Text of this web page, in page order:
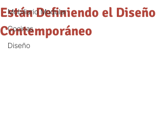
Mobiliario Modular
Cocinas
Diseño
Están Definiendo el Diseño
Contemporáneo